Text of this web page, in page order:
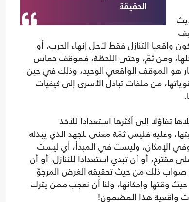
الحقيقة
واقعيا التنازل فقط لأجل إنهاء الحرب، أو
ومن ثمّ، وحتى اللحظة، فموقف حماس
هو الموقف الواقعي الوحيد، وذلك في حين
من ملفات تبادل الأسرى إلى كيفيات
تفاؤلا إلى أكثرها استعدادا للأخذ
وعليه فليس ثمّة معنى للجهد الذي يبذله
الإمكان، وليست في المبدأ، أي ليست
مقترح، أو أن تبدي استعدادا للتنازل، أو أن
صواب ذلك من حيث تحقيقه الغرض المرجوّ
وقتها وإمكانها، ولنا أن نعجب ممن يترك
واقعية هذا المضمون!